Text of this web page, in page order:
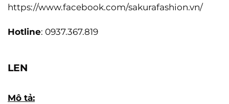
https://www.facebook.com/sakurafashion.vn/
Hotline: 0937.367.819
LEN
Mô tả: